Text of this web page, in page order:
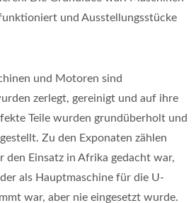
und Ausstellungsstücke
und Motoren sind
zerlegt, gereinigt und auf ihre
Teile wurden grundüberholt und
Zu den Exponaten zählen
den Einsatz in Afrika gedacht war,
als Hauptmaschine für die U-
war, aber nie eingesetzt wurde.